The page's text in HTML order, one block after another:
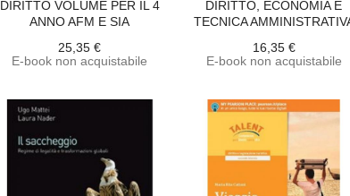
DIRITTO VOLUME PER IL 4
ANNO AFM E SIA
25,35 €
E-book non acquistabile
DIRITTO, ECONOMIA E
TECNICA
16,35 €
E-book non acquistabile